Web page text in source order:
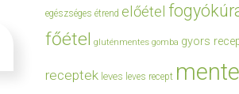
egészséges étrend előétel
főétel gluténmentes gomba gyors
receptek leves leves recept